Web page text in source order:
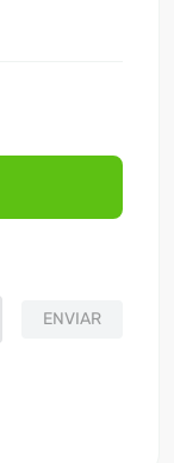
ENVIAR